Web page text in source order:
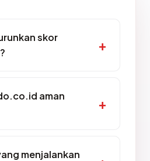
skor
aman
menjalankan